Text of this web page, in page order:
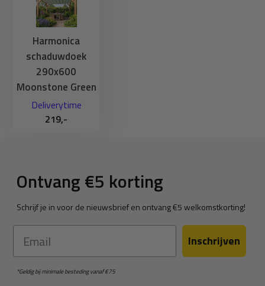
Harmonica
schaduwdoek
290x600
Moonstone Green
Deliverytime
219,-
Ontvang €5 korting
Schrijf je in voor de nieuwsbrief en ontvang €5 welkomstkorting!
Email Inschrijven
*Geldig bij minimale besteding vanaf €75